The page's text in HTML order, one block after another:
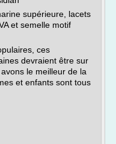
supérieure, lacets
et semelle motif
ces
devraient être sur
le meilleur de la
et enfants sont tous